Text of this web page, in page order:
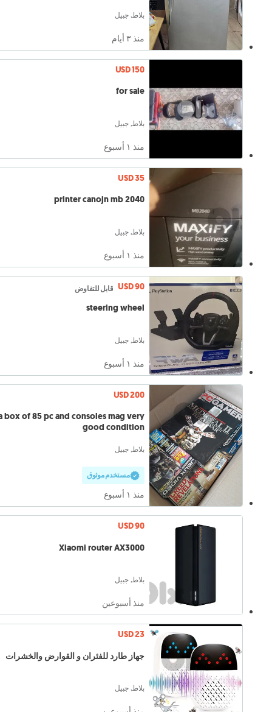
بلاط, جبيل
منذ ٣ أيام
USD 150
for sale
بلاط, جبيل
منذ ١ أسبوع
USD 35
printer canojn mb 2040
بلاط, جبيل
منذ ١ أسبوع
USD 90 قابل للتفاوض
steering wheel
بلاط, جبيل
منذ ١ أسبوع
USD 200
box of 85 pc and consoles mag very
good condition
بلاط, جبيل
مستخدم موثوق
منذ ١ أسبوع
USD 90
Xiaomi router AX3000
بلاط, جبيل
منذ أسبوعين
USD 23
جهاز طارد للفئران و القوارض والخشرات
بلاط, جبيل